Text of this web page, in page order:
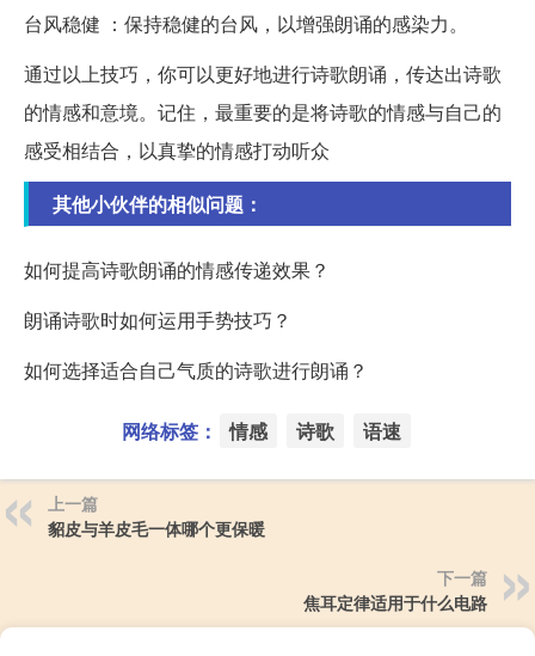
台风稳健 ：保持稳健的台风，以增强朗诵的感染力。
通过以上技巧，你可以更好地进行诗歌朗诵，传达出诗歌
的情感和意境。记住，最重要的是将诗歌的情感与自己的
感受相结合，以真挚的情感打动听众
其他小伙伴的相似问题：
如何提高诗歌朗诵的情感传递效果？
朗诵诗歌时如何运用手势技巧？
如何选择适合自己气质的诗歌进行朗诵？
网络标签： 情感 诗歌 语速
上一篇
貂皮与羊皮毛一体哪个更保暖
下一篇
焦耳定律适用于什么电路